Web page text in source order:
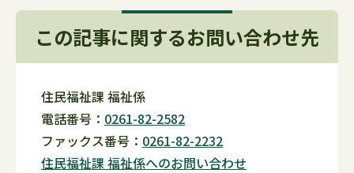
この記事に関するお問い合わせ先
住民福祉課 福祉係
電話番号： 0261-82-2582
ファックス番号： 0261-82-2232
住民福祉課 福祉係へのお問い合わせ